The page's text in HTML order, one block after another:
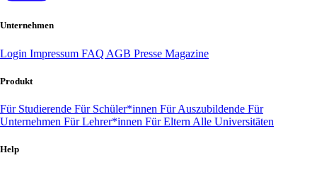
Unternehmen
Login Impressum FAQ AGB Presse Magazine
Produkt
Für Studierende Für Schüler*innen Für Auszubildende Für
Unternehmen Für Lehrer*innen Für Eltern Alle Universitäten
Help